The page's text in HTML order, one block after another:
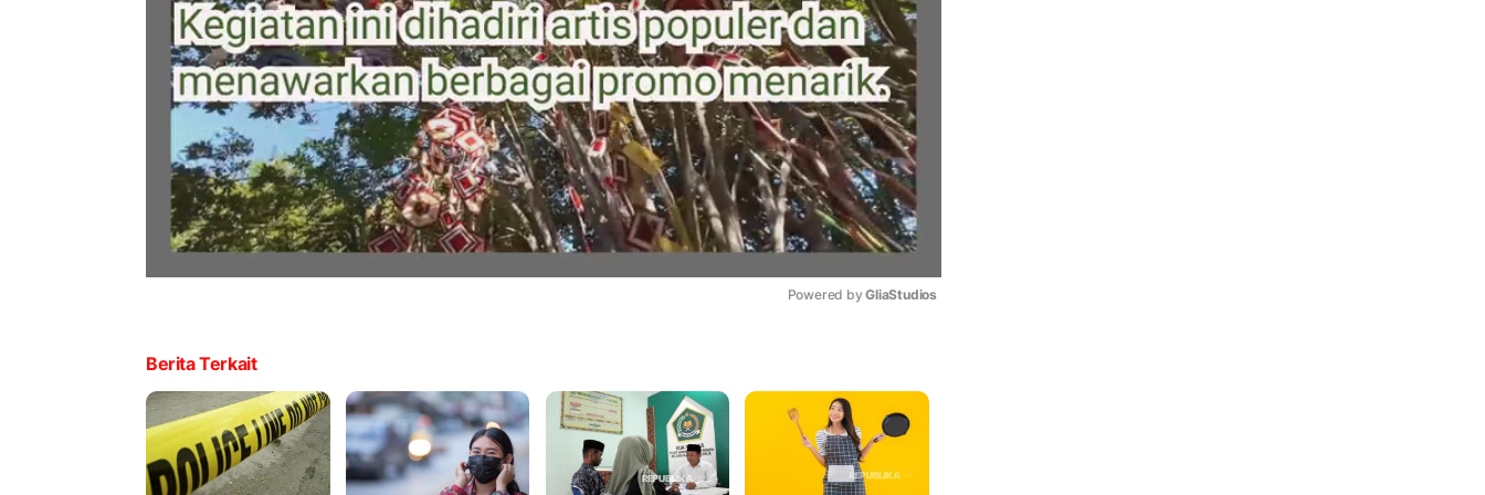
Powered by GliaStudios
Berita Terkait